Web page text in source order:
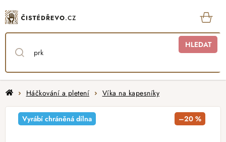
na
obsah
HLEDAT
DomůHáčkování a pletení Víka na kapesníky
Vyrábí chráněná dílna –20 %